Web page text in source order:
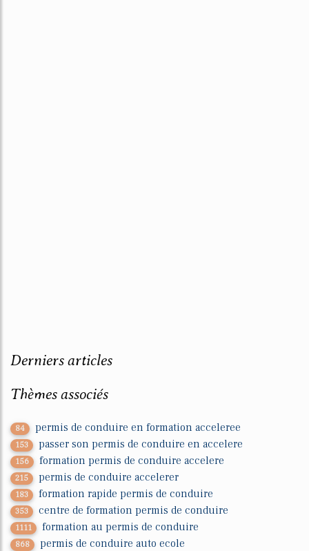
Derniers articles
Thèmes associés
84 permis de conduire en formation acceleree
153 passer son permis de conduire en accelere
156 formation permis de conduire accelere
215 permis de conduire accelerer
183 formation rapide permis de conduire
353 centre de formation permis de conduire
1111 formation au permis de conduire
868 permis de conduire auto ecole